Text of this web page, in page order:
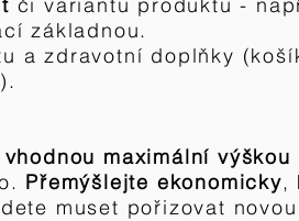
základnou.
a zdravotní doplňky
maximální
Přemýšlejte ekonomicky,
muset pořizovat